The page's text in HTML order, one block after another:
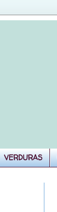
VERDURAS